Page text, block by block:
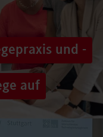
und -
auf
Weiterentwicklung